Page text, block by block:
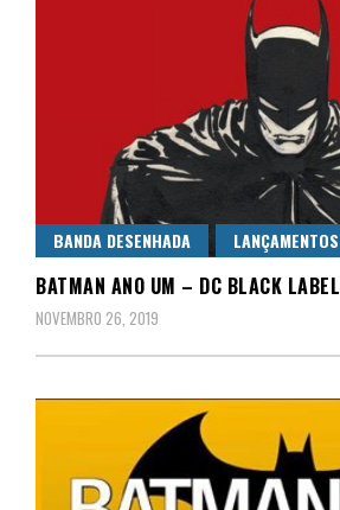
BANDA DESENHADA LANÇAMENTOS
BATMAN ANO UM – DC BLACK LABEL
NOVEMBRO 26, 2019